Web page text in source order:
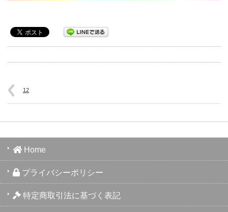
12
Home
プライバシーポリシー
特定商取引法に基づく表記